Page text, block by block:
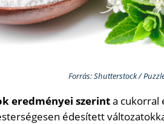
Forrás: Shutterstock /
eredményei szerinta cukorral
édesített